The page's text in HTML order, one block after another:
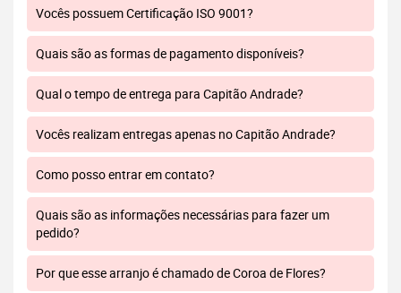
Vocês possuem Certificação ISO 9001?
Quais são as formas de pagamento disponíveis?
Qual o tempo de entrega para Capitão Andrade?
Vocês realizam entregas apenas no Capitão Andrade?
Como posso entrar em contato?
Quais são as informações necessárias para fazer um
pedido?
Por que esse arranjo é chamado de Coroa de Flores?